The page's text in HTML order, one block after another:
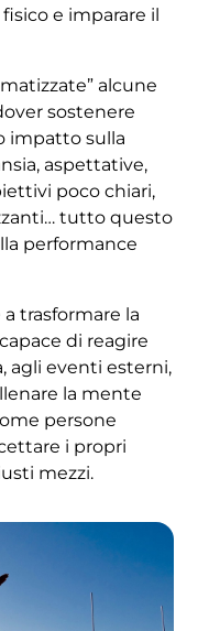
e imparare il
alcune
sostenere
impatto sulla
aspettative,
poco chiari,
tutto questo
performance
trasformare la
di reagire
agli eventi esterni,
la mente
persone
i propri
mezzi.